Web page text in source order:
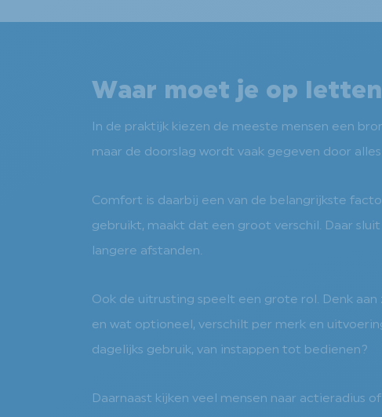
Waar moet je op
In de praktijk kiezen de meeste mensen een
maar de doorslag wordt vaak gegeven door
Comfort is daarbij een van de belangrijkste
gebruikt, maakt dat een groot verschil. Daar
langere afstanden.
Ook de uitrusting speelt een grote rol. Denk
en wat optioneel, verschilt per merk en
dagelijks gebruik, van instappen tot bedienen?
Daarnaast kijken veel mensen naar actieradius